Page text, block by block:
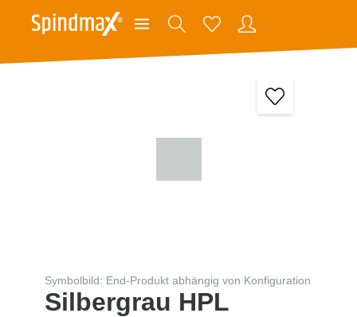
Symbolbild: End-Produkt abhängig von Konfiguration
Silbergrau HPL